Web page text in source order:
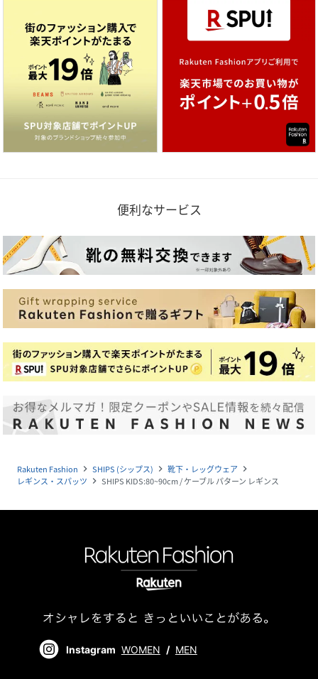
便利なサービス
Rakuten Fashion navigate_next SHIPS (シップス) navigate_next 靴下・レッグウェア navigate_next
レギンス・スパッツ navigate_next SHIPS KIDS:80~90cm / ケーブル パターン レギンス
Instagram WOMEN / MEN